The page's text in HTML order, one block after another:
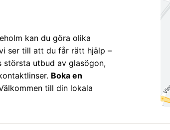
kan du göra olika
ser till att du får rätt hjälp –
största utbud av glasögon,
Boka en
till din lokala